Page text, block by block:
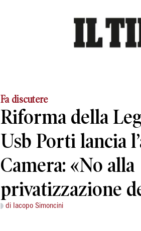
Fa discutere
Riforma della
Usb Porti lancia
Camera: «No alla
privatizzazione
di Iacopo Simoncini